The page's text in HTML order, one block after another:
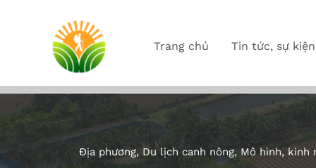
Trang chủ Tin tức, sự kiện
Địa phương, Du lịch canh nông, Mô hình, kinh